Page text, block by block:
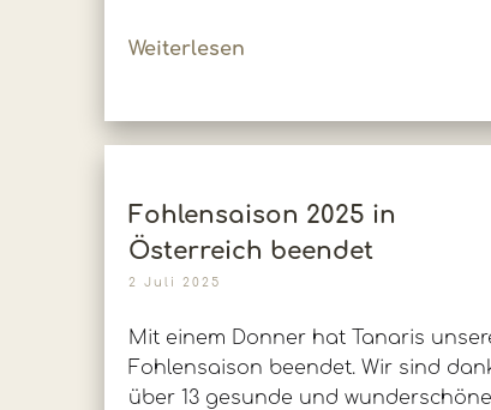
Weiterlesen
Fohlensaison 2025 in
Österreich beendet
2 Juli 2025
Mit einem Donner hat Tanaris
Fohlensaison beendet. Wir sind
über 13 gesunde und wunderschöne